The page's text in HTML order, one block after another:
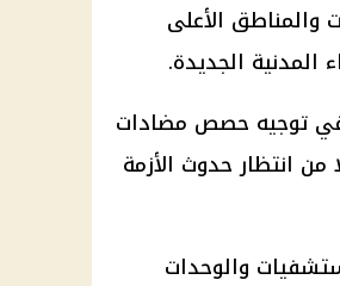
والمناطق الأعلى
المدنية الجديدة.
في توجيه حصص مضادات
انتظار حدوث الأزمة
والوحدات